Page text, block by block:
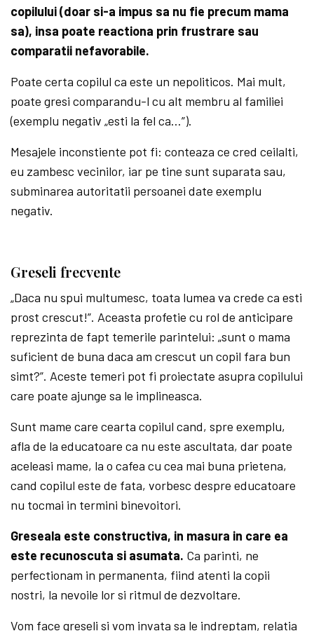
copilului (doar si-a impus sa nu fie precum mama
sa), insa poate reactiona prin frustrare sau
comparatii nefavorabile.
Poate certa copilul ca este un nepoliticos. Mai mult,
poate gresi comparandu-l cu alt membru al familiei
(exemplu negativ „esti la fel ca…”).
Mesajele inconstiente pot fi: conteaza ce cred ceilalti,
eu zambesc vecinilor, iar pe tine sunt suparata sau,
subminarea autoritatii persoanei date exemplu
negativ.
Greseli frecvente
„Daca nu spui multumesc, toata lumea va crede ca esti
prost crescut!”. Aceasta profetie cu rol de anticipare
reprezinta de fapt temerile parintelui: „sunt o mama
suficient de buna daca am crescut un copil fara bun
simt?”. Aceste temeri pot fi proiectate asupra copilului
care poate ajunge sa le implineasca.
Sunt mame care cearta copilul cand, spre exemplu,
afla de la educatoare ca nu este ascultata, dar poate
aceleasi mame, la o cafea cu cea mai buna prietena,
cand copilul este de fata, vorbesc despre educatoare
nu tocmai in termini binevoitori.
Greseala este constructiva, in masura in care ea
este recunoscuta si asumata. Ca parinti, ne
perfectionam in permanenta, fiind atenti la copii
nostri, la nevoile lor si ritmul de dezvoltare.
Vom face greseli si vom invata sa le indreptam, relatia